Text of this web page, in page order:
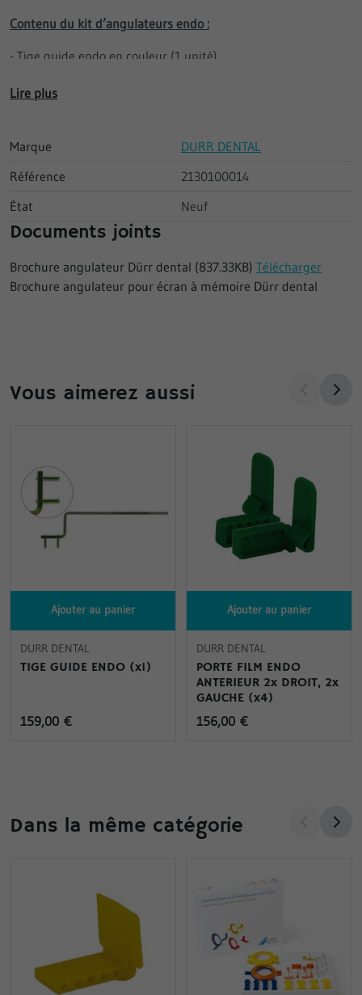
Contenu du kit d’angulateurs endo :
- Tige guide endo en couleur (1 unité)
- Porte-film endo postérieur gauche en couleur (1 unité)
- Anneau de visée endo en couleur (1 unité)
Lire plus
Marque
DURR DENTAL
Référence
2130100014
État
Neuf
Documents joints
Brochure angulateur Dürr dental (837.33KB) Télécharger
Brochure angulateur pour écran à mémoire Dürr dental
Vous aimerez aussi
Ajouter au panier
DURR DENTAL
TIGE GUIDE ENDO (x1)
159,00 €
Ajouter au panier
DURR DENTAL
PORTE FILM ENDO
ANTERIEUR 2x DROIT, 2x
GAUCHE (x4)
156,00 €
Dans la même catégorie